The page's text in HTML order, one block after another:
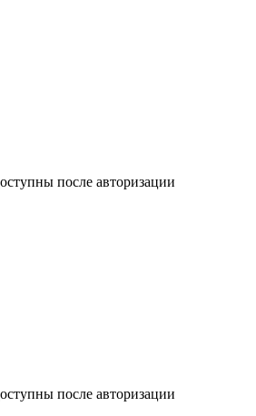
после авторизации
после авторизации